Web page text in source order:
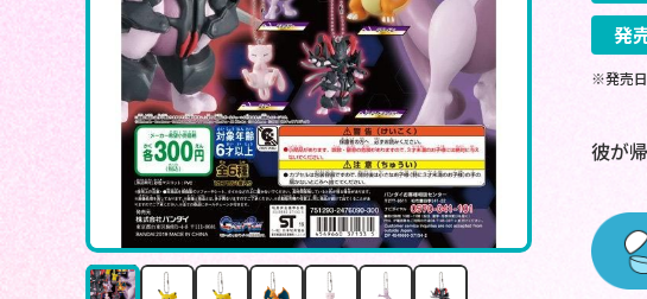
発
※発売日
彼が